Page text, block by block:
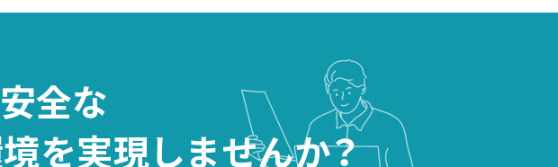
安全な
を実現しませんか？